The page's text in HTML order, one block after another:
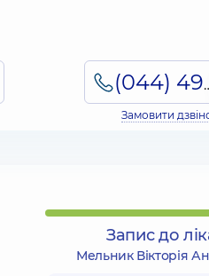
(044)
Замовити
Запис до
Мельник Вікторія